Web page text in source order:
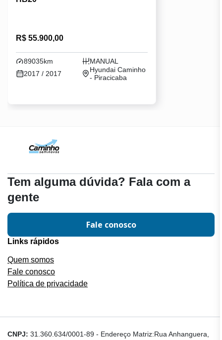
R$ 55.900,00
89035km
MANUAL
2017 / 2017
Hyundai Caminho
- Piracicaba
Tem alguma dúvida? Fala com a
gente
Fale conosco
Links rápidos
Quem somos
Fale conosco
Política de privacidade
CNPJ: 31.360.634/0001-89 - Endereço Matriz:Rua Anhanguera,